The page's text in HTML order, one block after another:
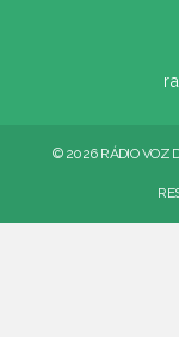
© 2026 RÁDIO VOZ